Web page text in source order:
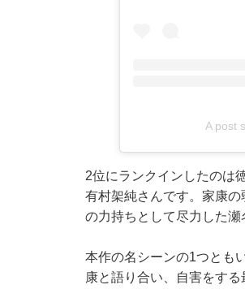
A post
2位にランクインしたのは
有村架純さんです。家康
の力持ちとして尽力した瀬
本作の名シーンの1つとも
康と語り合い、自害をす